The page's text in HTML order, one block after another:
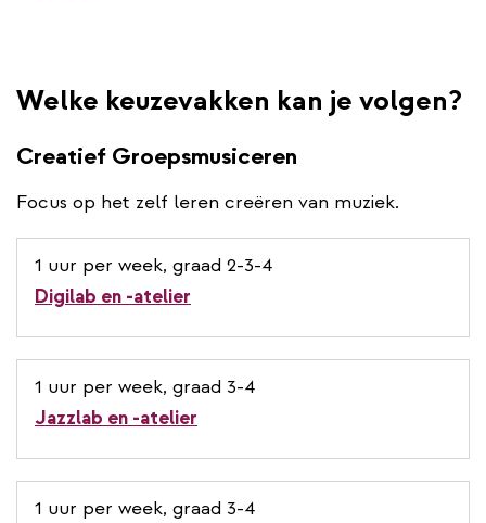
Welke keuzevakken kan je volgen?
Creatief Groepsmusiceren
Focus op het zelf leren creëren van muziek.
1 uur per week, graad 2-3-4
Digilab en -atelier
1 uur per week, graad 3-4
Jazzlab en -atelier
1 uur per week, graad 3-4